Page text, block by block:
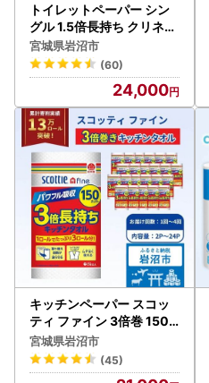
トイレットペーパー シン
グル 1.5倍長持ち クリネッ
クス 無香料 8R×8P トイレ
ット
宮城県岩沼市
(60)
24,000
キッチンペーパー スコッ
ティ ファイン 3倍巻 150
カット 1ロール×24パック
キッチン
宮城県岩沼市
(45)